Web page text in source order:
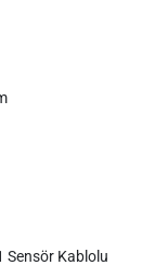
Sensör Kablolu